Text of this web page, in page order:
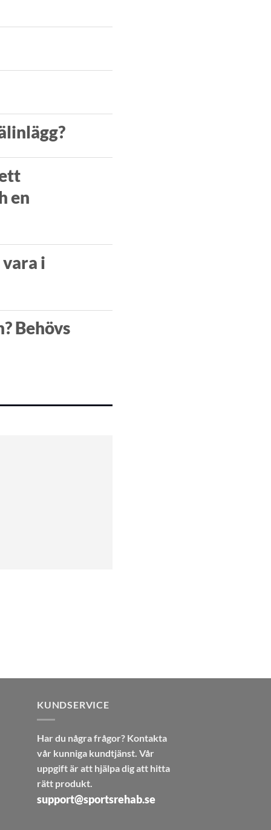
en
i
Behövs
KUNDSERVICE
Har du några frågor? Kontakta
vår kunniga kundtjänst. Vår
uppgift är att hjälpa dig att hitta
rätt produkt.
support@sportsrehab.se